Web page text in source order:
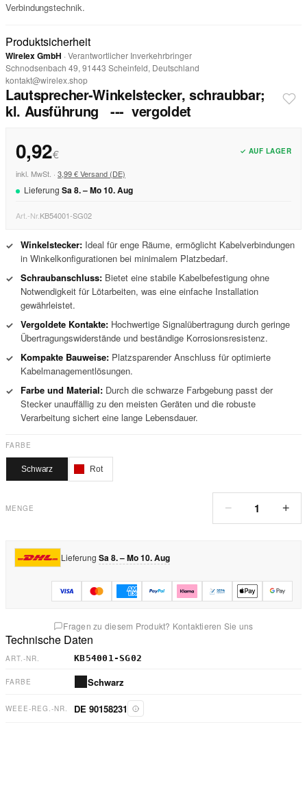
Verbindungstechnik.
Produktsicherheit
Wirelex GmbH · Verantwortlicher Inverkehrbringer
Schnodsenbach 49, 91443 Scheinfeld, Deutschland
kontakt@wirelex.shop
Lautsprecher-Winkelstecker, schraubbar;
kl. Ausführung --- vergoldet
0,92€ ✓ AUF LAGER
inkl. MwSt. · 3,99 € Versand (DE)
Lieferung Sa8. –Mo10.Aug
Art.-Nr.KB54001-SG02
✓ Winkelstecker: Ideal für enge Räume, ermöglicht Kabelverbindungen
in Winkelkonfigurationen bei minimalem Platzbedarf.
✓ Schraubanschluss: Bietet eine stabile Kabelbefestigung ohne
Notwendigkeit für Lötarbeiten, was eine einfache Installation
gewährleistet.
✓ Vergoldete Kontakte: Hochwertige Signalübertragung durch geringe
Übertragungswiderstände und beständige Korrosionsresistenz.
✓
Kompakte Bauweise: Platzsparender Anschluss für optimierte
Kabelmanagementlösungen.
✓
Farbe und Material: Durch die schwarze Farbgebung passt der
Stecker unauffällig zu den meisten Geräten und die robuste
Verarbeitung sichert eine lange Lebensdauer.
FARBE
Schwarz Rot
MENGE − 1 +
Lieferung Sa 8. – Mo 10. Aug
Fragen zu diesem Produkt? Kontaktieren Sie uns
Technische Daten
ART.-NR. KB54001-SG02
FARBE Schwarz
WEEE-REG.-NR. DE 90158231